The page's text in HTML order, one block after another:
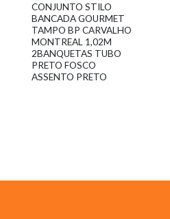
CONJUNTO STILO
BANCADA GOURMET
TAMPO BP CARVALHO
MONTREAL 1,02M
2BANQUETAS TUBO
PRETO FOSCO
ASSENTO PRETO